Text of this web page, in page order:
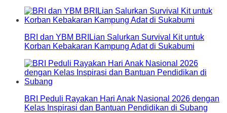
BRI dan YBM BRILian Salurkan Survival Kit untuk
Korban Kebakaran Kampung Adat di Sukabumi
BRI Peduli Rayakan Hari Anak Nasional 2026 dengan
Kelas Inspirasi dan Bantuan Pendidikan di Subang